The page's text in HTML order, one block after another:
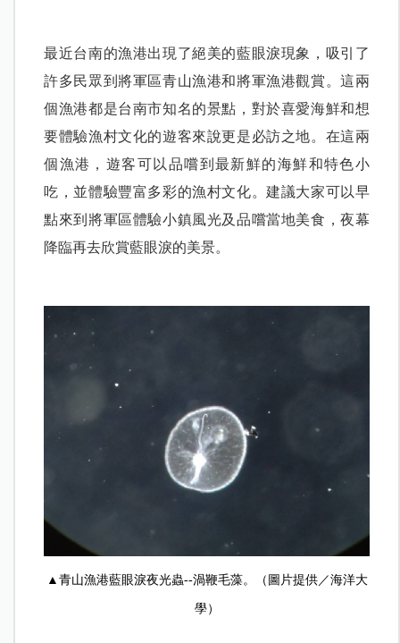
最近台南的漁港出現了絕美的藍眼淚現象，吸引了
許多民眾到將軍區青山漁港和將軍漁港觀賞。這兩
個漁港都是台南市知名的景點，對於喜愛海鮮和想
要體驗漁村文化的遊客來說更是必訪之地。在這兩
個漁港，遊客可以品嚐到最新鮮的海鮮和特色小
吃，並體驗豐富多彩的漁村文化。建議大家可以早
點來到將軍區體驗小鎮風光及品嚐當地美食，夜幕
降臨再去欣賞藍眼淚的美景。
▲青山漁港藍眼淚夜光蟲--渦鞭毛藻。（圖片提供／海洋大
學）